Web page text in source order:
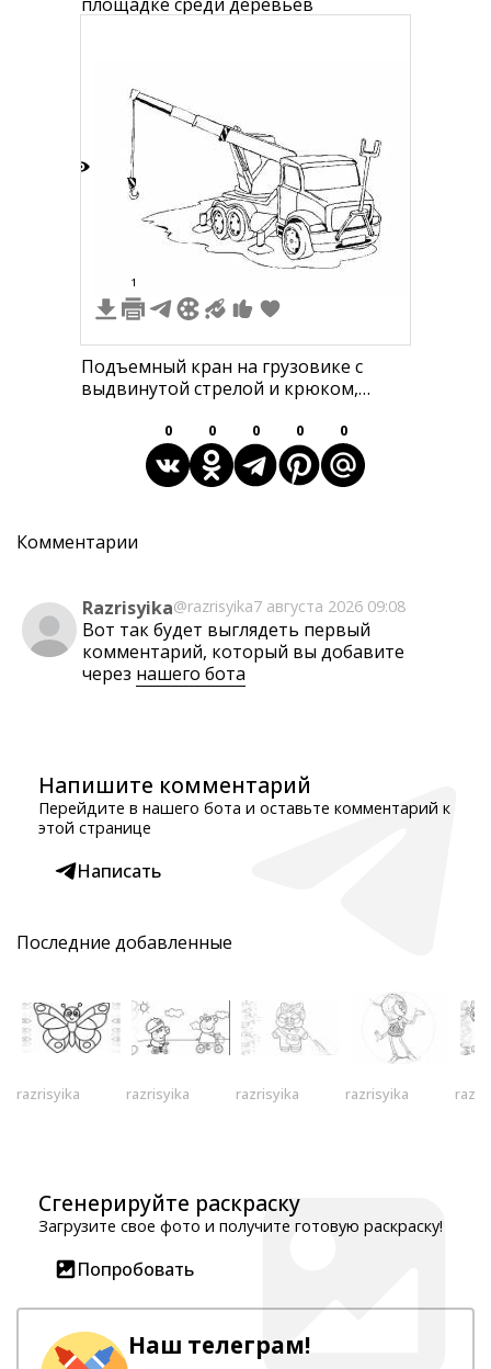
1
Подъемный кран на грузовике с
выдвинутой стрелой и крюком,
0 0 0 0 0
Комментарии
Razrisyika@razrisyika7 августа 2026 09:08
Вот так будет выглядеть первый
комментарий, который вы добавите
через нашего бота
Напишите комментарий
Перейдите в нашего бота и оставьте комментарий к
этой странице
Написать
Последние добавленные
razrisyika razrisyika razrisyika razrisyika
Сгенерируйте раскраску
Загрузите свое фото и получите готовую раскраску!
Попробовать
Наш телеграм!